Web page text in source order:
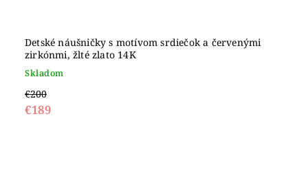
Detské náušničky s motívom srdiečok a červenými
zirkónmi, žlté zlato 14K
Skladom
€200
€189